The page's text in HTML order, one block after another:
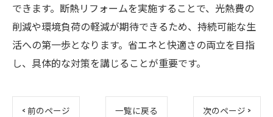
できます。断熱リフォームを実施することで、光熱費の
削減や環境負荷の軽減が期待できるため、持続可能な生
活への第一歩となります。省エネと快適さの両立を目指
し、具体的な対策を講じることが重要です。
< 前のページ 一覧に戻る 次のページ >